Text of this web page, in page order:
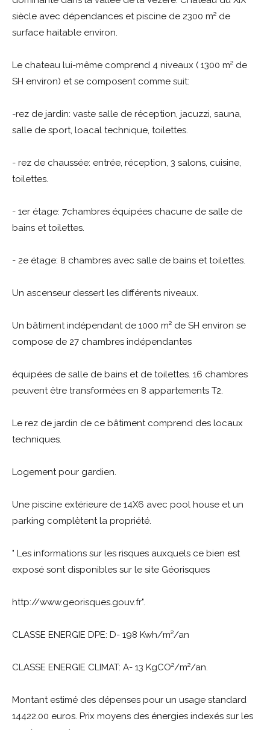
siècle avec dépendances et piscine de 2300 m² de
surface haitable environ.
Le chateau lui-même comprend 4 niveaux ( 1300 m² de
SH environ) et se composent comme suit:
-rez de jardin: vaste salle de réception, jacuzzi, sauna,
salle de sport, loacal technique, toilettes.
- rez de chaussée: entrée, réception, 3 salons, cuisine,
toilettes.
- 1er étage: 7chambres équipées chacune de salle de
bains et toilettes.
- 2e étage: 8 chambres avec salle de bains et toilettes.
Un ascenseur dessert les différents niveaux.
Un bâtiment indépendant de 1000 m² de SH environ se
compose de 27 chambres indépendantes
équipées de salle de bains et de toilettes. 16 chambres
peuvent être transformées en 8 appartements T2.
Le rez de jardin de ce bâtiment comprend des locaux
techniques.
Logement pour gardien.
Une piscine extérieure de 14X6 avec pool house et un
parking complètent la propriété.
" Les informations sur les risques auxquels ce bien est
exposé sont disponibles sur le site Géorisques
http://www.georisques.gouv.fr".
CLASSE ENERGIE DPE: D- 198 Kwh/m²/an
CLASSE ENERGIE CLIMAT: A- 13 KgCO²/m²/an.
Montant estimé des dépenses pour un usage standard
14422.00 euros. Prix moyens des énergies indexés sur les